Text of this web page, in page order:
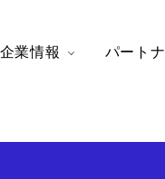
企業情報 パート